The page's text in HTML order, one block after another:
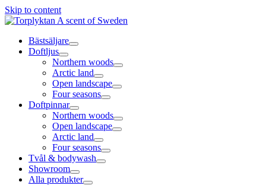
Skip to content
Bästsäljare
Doftljus
Northern woods
Arctic land
Open landscape
Four seasons
Doftpinnar
Northern woods
Open landscape
Arctic land
Four seasons
Tvål & bodywash
Showroom
Alla produkter